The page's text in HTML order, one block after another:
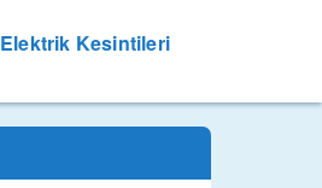
Elektrik Kesintileri